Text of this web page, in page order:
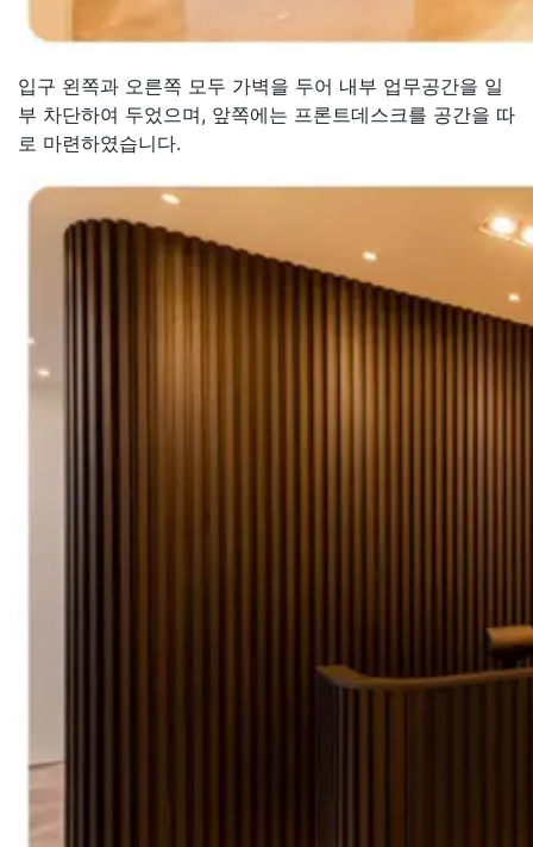
입구 왼쪽과 오른쪽 모두 가벽을 두어 내부 업무공간을 일
부 차단하여 두었으며, 앞쪽에는 프론트데스크를 공간을 따
로 마련하였습니다.